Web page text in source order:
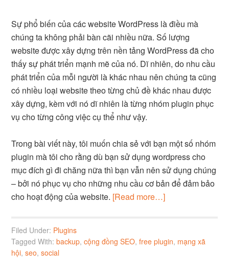
Sự phổ biến của các website WordPress là điều mà
chúng ta không phải bàn cãi nhiều nữa. Số lượng
website được xây dựng trên nền tảng WordPress đã cho
thấy sự phát triển mạnh mẽ của nó. Dĩ nhiên, do nhu cầu
phát triển của mỗi người là khác nhau nên chúng ta cũng
có nhiều loại website theo từng chủ đề khác nhau được
xây dựng, kèm với nó dĩ nhiên là từng nhóm plugin phục
vụ cho từng công việc cụ thể như vậy.
Trong bài viết này, tôi muốn chia sẻ với bạn một số nhóm
plugin mà tôi cho rằng dù bạn sử dụng wordpress cho
mục đích gì đi chăng nữa thì bạn vẫn nên sử dụng chúng
– bởi nó phục vụ cho những nhu cầu cơ bản để đảm bảo
cho hoạt động của website. [Read more…]
Filed Under: Plugins
Tagged With:backup,cộng đồng SEO,free plugin, mạng xã
hội,seo,social